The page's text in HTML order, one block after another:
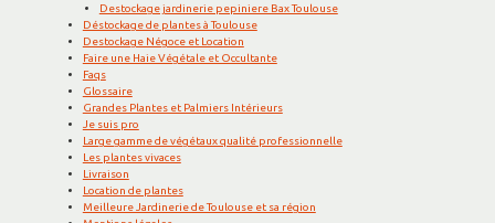
Destockage jardinerie pepiniere Bax Toulouse
Déstockage de plantes à Toulouse
Destockage Négoce et Location
Faire une Haie Végétale et Occultante
Faqs
Glossaire
Grandes Plantes et Palmiers Intérieurs
Je suis pro
Large gamme de végétaux qualité professionnelle
Les plantes vivaces
Livraison
Location de plantes
Meilleure Jardinerie de Toulouse et sa région